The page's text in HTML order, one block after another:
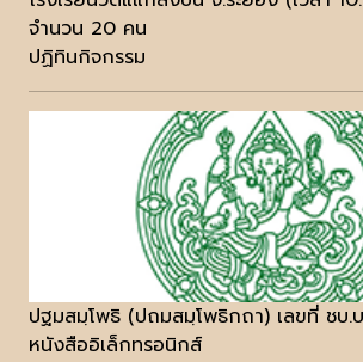
จำนวน 20 คน
ปฏิทินกิจกรรม
ปฐมสมฺโพธิ (ปถมสมฺโพธิกถา) เลขที่ ชบ.
หนังสืออิเล็กทรอนิกส์